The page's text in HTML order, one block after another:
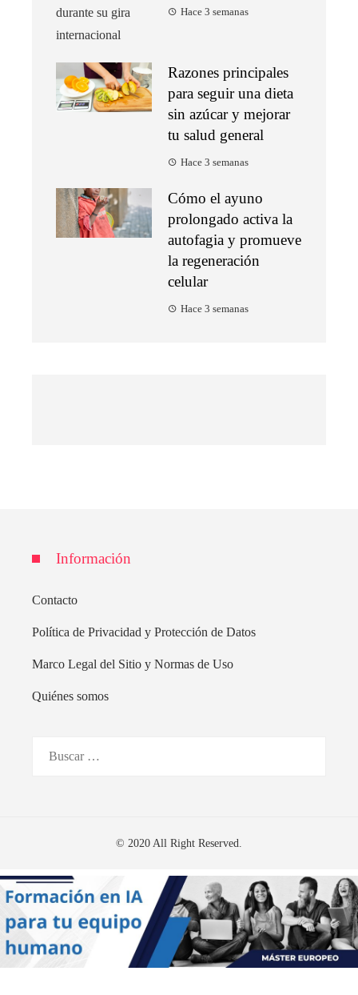
Hace 3 semanas
Razones principales
para seguir una dieta
sin azúcar y mejorar
tu salud general
Hace 3 semanas
Cómo el ayuno
prolongado activa la
autofagia y promueve
la regeneración
celular
Hace 3 semanas
Información
Contacto
Política de Privacidad y Protección de Datos
Marco Legal del Sitio y Normas de Uso
Quiénes somos
© 2020 All Right Reserved.